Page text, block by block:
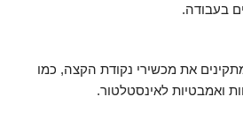
בעבודה.
את מכשירי נקודת הקצה, כמו
ואמבטיות לאינסטלטור.